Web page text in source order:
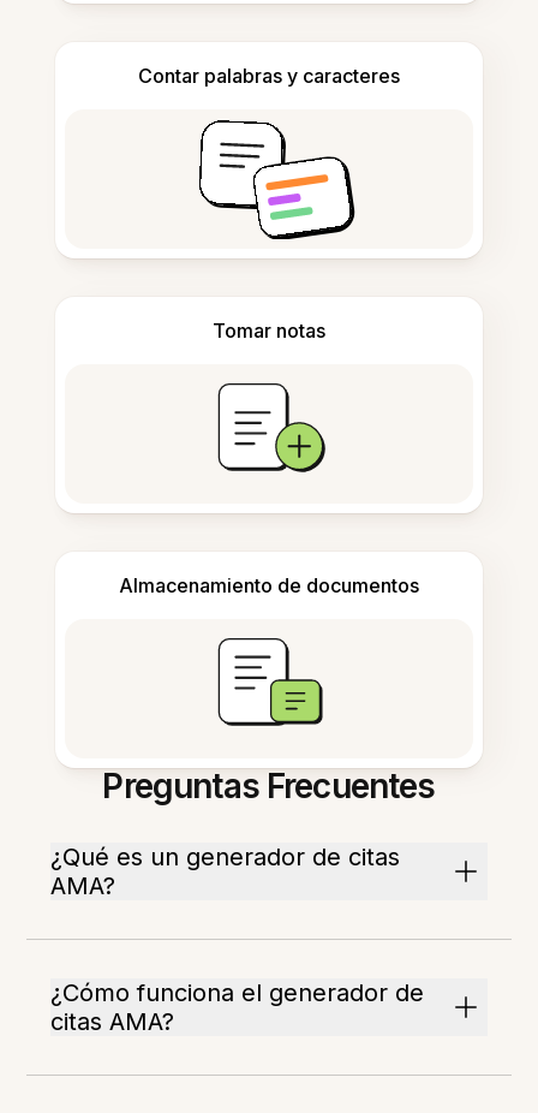
Contar palabras y caracteres
Tomar notas
Almacenamiento de documentos
Preguntas Frecuentes
¿Qué es un generador de citas
AMA?
¿Cómo funciona el generador de
citas AMA?